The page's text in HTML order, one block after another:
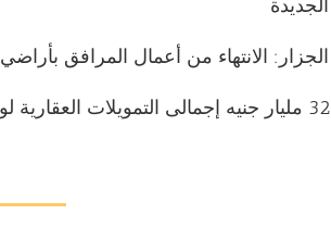
الجديدة
الجزار: الانتهاء من أعمال المرافق
32 مليار جنيه إجمالى التمويلات العقارية لوحدات الإسكان الاجتماعى